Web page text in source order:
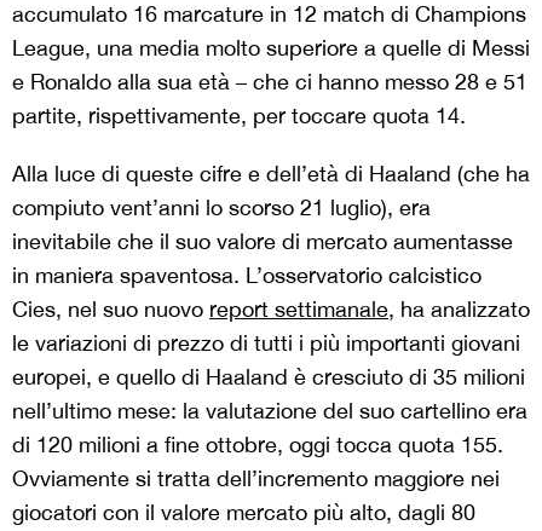
accumulato 16 marcature in 12 match di Champions
League, una media molto superiore a quelle di Messi
e Ronaldo alla sua età – che ci hanno messo 28 e 51
partite, rispettivamente, per toccare quota 14.
Alla luce di queste cifre e dell’età di Haaland (che ha
compiuto vent’anni lo scorso 21 luglio), era
inevitabile che il suo valore di mercato aumentasse
in maniera spaventosa. L’osservatorio calcistico
Cies, nel suo nuovo report settimanale, ha analizzato
le variazioni di prezzo di tutti i più importanti giovani
europei, e quello di Haaland è cresciuto di 35 milioni
nell’ultimo mese: la valutazione del suo cartellino era
di 120 milioni a fine ottobre, oggi tocca quota 155.
Ovviamente si tratta dell’incremento maggiore nei
giocatori con il valore mercato più alto, dagli 80